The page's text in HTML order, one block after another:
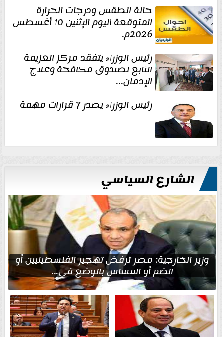
حالة الطقس ودرجات الحرارة
المتوقعة اليوم الإثنين 10 أغسطس
2026م.
رئيس الوزراء يتفقد مركز العزيمة
التابع لصندوق مكافحة وعلاج
الإدمان...
رئيس الوزراء يصدر 7 قرارات مهمة
الشارع السياسي
وزير الخارجية: مصر ترفض تهجير الفلسطينيين أو
الضم أو المساس بالوضع في...